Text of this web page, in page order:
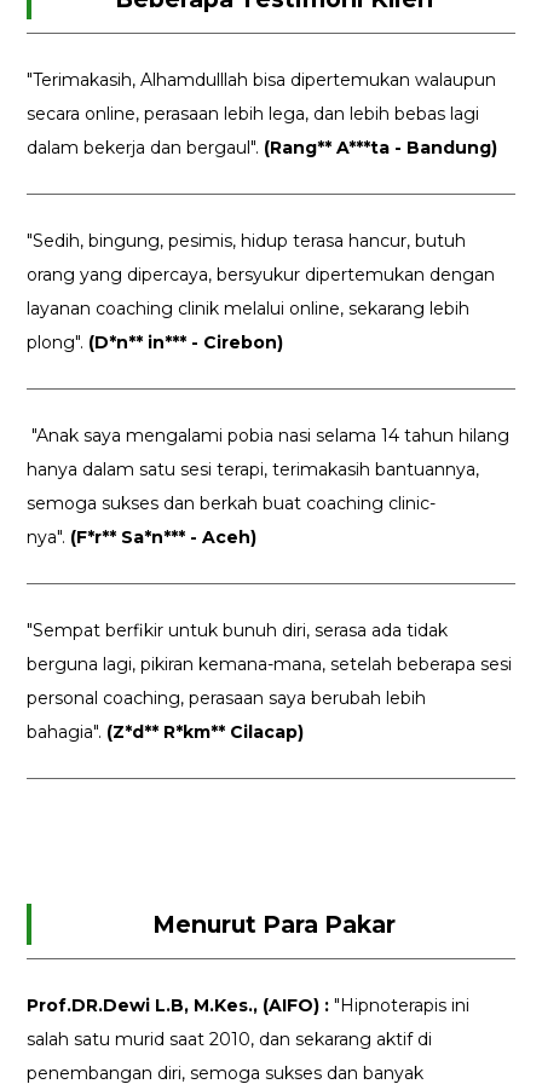
"Terimakasih, Alhamdulllah bisa dipertemukan walaupun
secara online, perasaan lebih lega, dan lebih bebas lagi
dalam bekerja dan bergaul". (Rang** A***ta - Bandung)
"Sedih, bingung, pesimis, hidup terasa hancur, butuh
orang yang dipercaya, bersyukur dipertemukan dengan
layanan coaching clinik melalui online, sekarang lebih
plong". (D*n** in*** - Cirebon)
"Anak saya mengalami pobia nasi selama 14 tahun hilang
hanya dalam satu sesi terapi, terimakasih bantuannya,
semoga sukses dan berkah buat coaching clinic-
nya". (F*r** Sa*n*** - Aceh)
"Sempat berfikir untuk bunuh diri, serasa ada tidak
berguna lagi, pikiran kemana-mana, setelah beberapa sesi
personal coaching, perasaan saya berubah lebih
bahagia". (Z*d** R*km** Cilacap)
Menurut Para Pakar
Prof.DR.Dewi L.B, M.Kes., (AIFO) :"Hipnoterapis ini
salah satu murid saat 2010, dan sekarang aktif di
penembangan diri, semoga sukses dan banyak